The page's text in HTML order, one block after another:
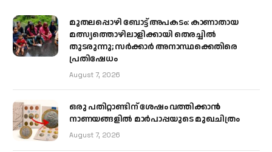
മുതലപ്പൊഴി ബോട്ട് അപകടം: കാണാതായ
മത്സ്യത്തൊഴിലാളിക്കായി തെരച്ചിൽ
തുടരുന്നു; സർക്കാർ അനാസ്ഥക്കെതിരെ
പ്രതിഷേധം
August 7, 2026
ഒരു പതിറ്റാണ്ടിന് ശേഷം വത്തിക്കാൻ
നാണയങ്ങളിൽ മാർപാപ്പയുടെ മുഖചിത്രം
August 7, 2026